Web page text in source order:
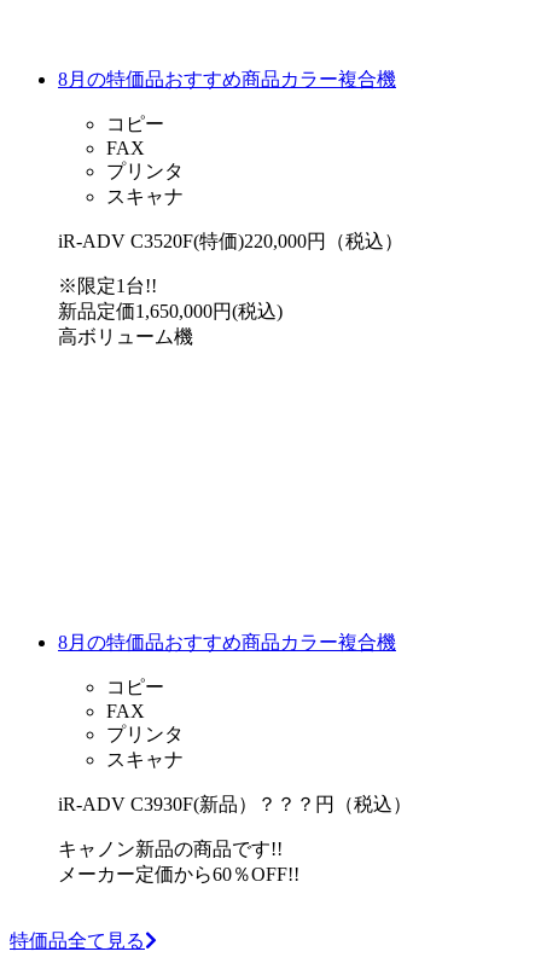
8月の特価品おすすめ商品カラー複合機
コピー
FAX
プリンタ
スキャナ
iR-ADV C3520F(特価)220,000円（税込）
※限定1台!!
新品定価1,650,000円(税込)
高ボリューム機
8月の特価品おすすめ商品カラー複合機
コピー
FAX
プリンタ
スキャナ
iR-ADV C3930F(新品） ？？？円（税込）
キャノン新品の商品です!!
メーカー定価から60％OFF!!
特価品全て見る